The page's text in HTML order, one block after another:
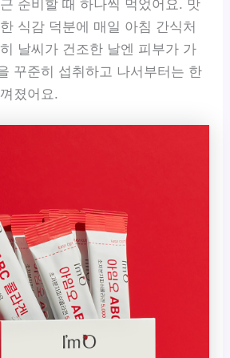
준비할 때 하나씩 먹었어요. 맛
식감 덕분에 매일 아침 간식처
날씨가 건조한 날엔 피부가 가
꾸준히 섭취하고 나서부터는 한
졌어요.